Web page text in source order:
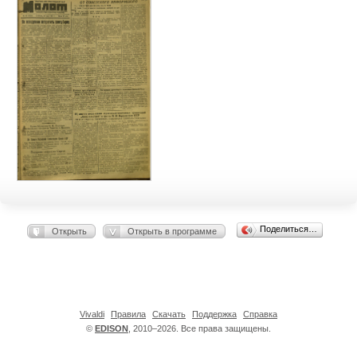
Открыть Открыть в программе Поделиться…
© EDISON , 2010–2026. Все права защищены.
Vivaldi Правила Скачать Поддержка Справка